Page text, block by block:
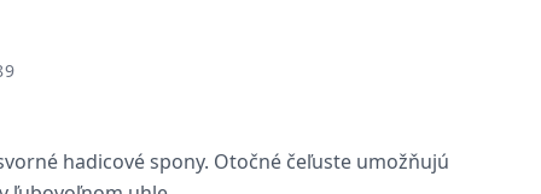
hadicové spony. Otočné čeľuste umožňujú